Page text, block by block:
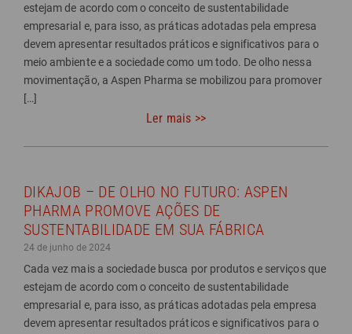
estejam de acordo com o conceito de sustentabilidade
empresarial e, para isso, as práticas adotadas pela empresa
devem apresentar resultados práticos e significativos para o
meio ambiente e a sociedade como um todo. De olho nessa
movimentação, a Aspen Pharma se mobilizou para promover
[…]
Ler mais >>
DIKAJOB – DE OLHO NO FUTURO: ASPEN
PHARMA PROMOVE AÇÕES DE
SUSTENTABILIDADE EM SUA FÁBRICA
24 de junho de 2024
Cada vez mais a sociedade busca por produtos e serviços que
estejam de acordo com o conceito de sustentabilidade
empresarial e, para isso, as práticas adotadas pela empresa
devem apresentar resultados práticos e significativos para o